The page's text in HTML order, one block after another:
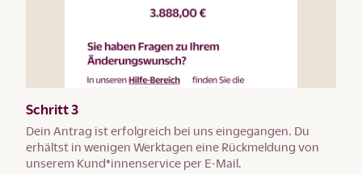
Schritt 3
Dein Antrag ist erfolgreich bei uns eingegangen. Du
erhältst in wenigen Werktagen eine Rückmeldung von
unserem Kund*innenservice per E-Mail.